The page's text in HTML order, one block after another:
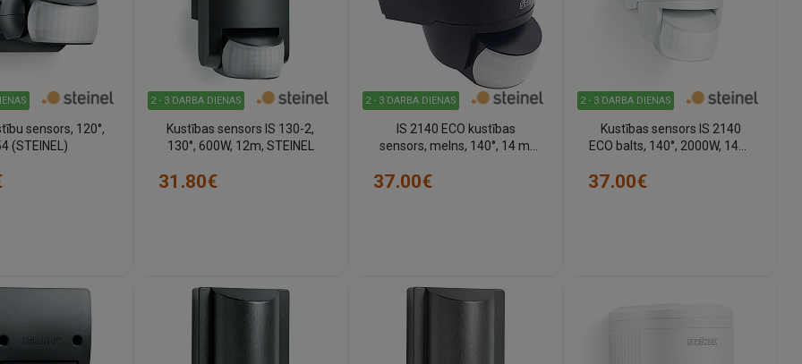
sensors, 120°,
(STEINEL)
2 - 3 DARBA DIENAS
Kustības sensors IS 130-2,
130°, 600W, 12m, STEINEL
31.80€
2 - 3 DARBA DIENAS
IS 2140 ECO kustības
sensors, melns, 140°, 14 m,
37.00€
2 - 3 DARBA DIENAS
Kustības sensors IS 2140
ECO balts, 140°, 2000W, 14m,
37.00€